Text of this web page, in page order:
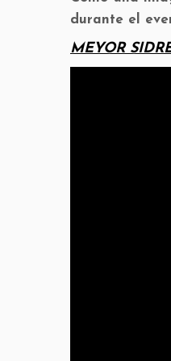
durante el
MEYOR